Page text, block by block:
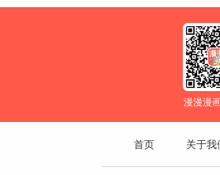
漫漫漫
首页 关于我